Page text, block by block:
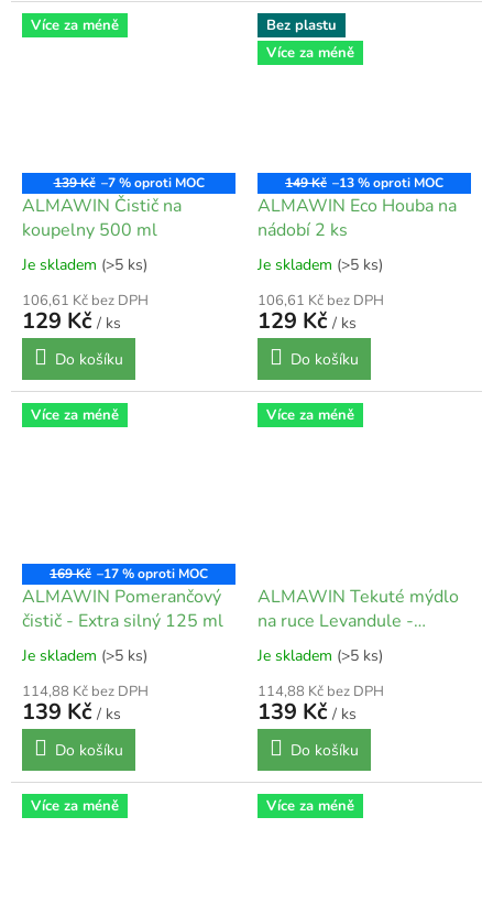
Více za méně
139 Kč –7 %
ALMAWIN Čistič na
koupelny 500 ml
Je skladem (>5 ks)
106,61 Kč bez DPH
129 Kč / ks
Do košíku
Bez plastu
Více za méně
149 Kč –13 %
ALMAWIN Eco Houba na
nádobí 2 ks
Je skladem (>5 ks)
106,61 Kč bez DPH
129 Kč / ks
Do košíku
Více za méně
169 Kč –17 %
ALMAWIN Pomerančový
čistič - Extra silný 125 ml
Je skladem (>5 ks)
114,88 Kč bez DPH
139 Kč / ks
Do košíku
Více za méně
ALMAWIN Tekuté mýdlo
na ruce Levandule -
rozmarýn 500 ml
Je skladem (>5 ks)
114,88 Kč bez DPH
139 Kč / ks
Do košíku
Více za méně Více za méně